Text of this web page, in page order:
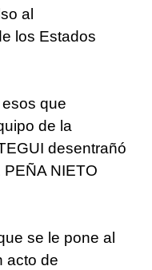
al
los Estados
que
de la
desentrañó
PEÑA NIETO
se le pone al
acto de